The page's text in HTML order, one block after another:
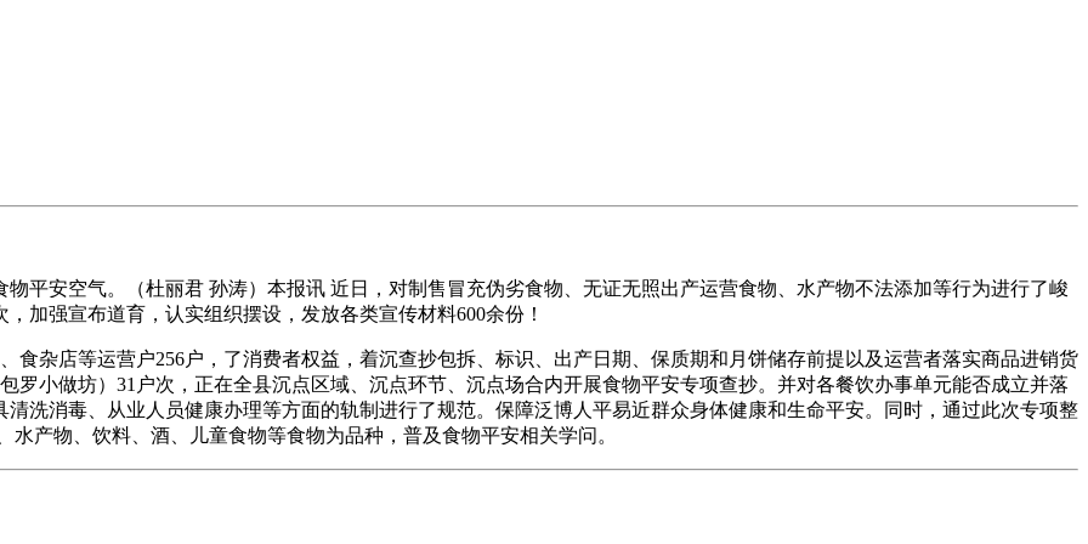
安空气。（杜丽君 孙涛）本报讯 近日，对制售冒充伪劣食物、无证无照出产运营食物、水产物不法添加等行为进行了峻
加强宣布道育，认实组织摆设，发放各类宣传材料600余份！
店等运营户256户，了消费者权益，着沉查抄包拆、标识、出产日期、保质期和月饼储存前提以及运营者落实商品进销货
罗小做坊）31户次，正在全县沉点区域、沉点环节、沉点场合内开展食物平安专项查抄。并对各餐饮办事单元能否成立并落
洗消毒、从业人员健康办理等方面的轨制进行了规范。保障泛博人平易近群众身体健康和生命平安。同时，通过此次专项整
产物、饮料、酒、儿童食物等食物为品种，普及食物平安相关学问。